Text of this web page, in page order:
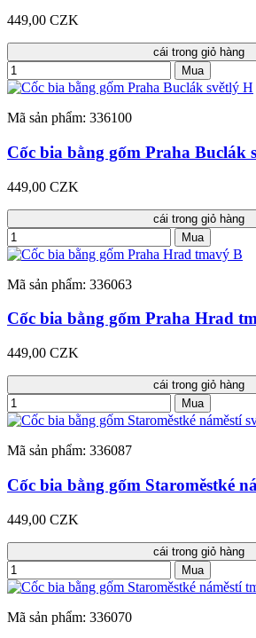
449,00 CZK
cái trong giỏ hàng
Mua
Mã sản phẩm: 336100
Cốc bia bằng gốm Praha Buclák
449,00 CZK
cái trong giỏ hàng
Mua
Mã sản phẩm: 336063
Cốc bia bằng gốm Praha Hrad
449,00 CZK
cái trong giỏ hàng
Mua
Mã sản phẩm: 336087
Cốc bia bằng gốm Staroměstké
449,00 CZK
cái trong giỏ hàng
Mua
Mã sản phẩm: 336070